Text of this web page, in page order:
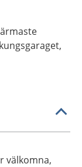
välkomna,